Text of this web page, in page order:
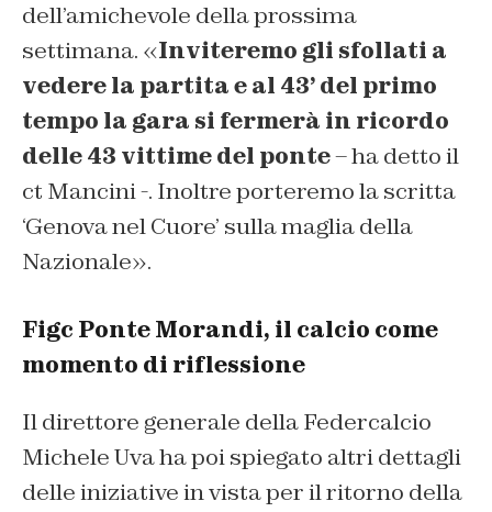
dell’amichevole della prossima
settimana. «Inviteremo gli sfollati a
vedere la partita e al 43’ del primo
tempo la gara si fermerà in ricordo
delle 43 vittime del ponte– ha detto il
ct Mancini -. Inoltre porteremo la scritta
‘Genova nel Cuore’ sulla maglia della
Nazionale».
Figc Ponte Morandi, il calcio come
momento di riflessione
Il direttore generale della Federcalcio
Michele Uva ha poi spiegato altri dettagli
delle iniziative in vista per il ritorno della